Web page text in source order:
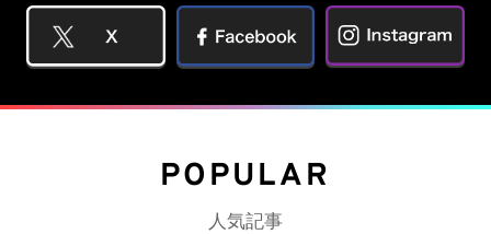
POPULAR
人気記事